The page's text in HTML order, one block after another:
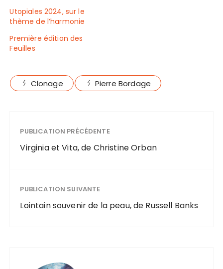
Utopiales 2024, sur le
thème de l’harmonie
Première édition des
Feuilles
Clonage Pierre Bordage
PUBLICATION PRÉCÉDENTE
Virginia et Vita, de Christine Orban
PUBLICATION SUIVANTE
Lointain souvenir de la peau, de Russell Banks